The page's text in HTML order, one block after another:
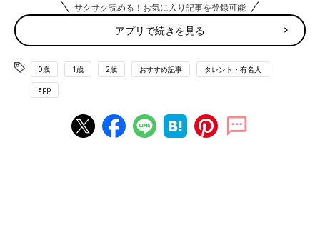
――夢空ちゃんが誕生してからの育児や杉浦ファミリーの様子を
教えてください。
われるのですが、三男から7年ぶりの赤ちゃんのお世話になるの
で、5人目とはいえ、かなりいろいろなことを忘れちゃっていま
ッズも変わってきているので、情報収集は欠かせません。
サクサク読める！お気に入り記事を登録可能
アプリで続きを見る
0歳 1歳 2歳 おすすめ記事 タレント・有名人
app